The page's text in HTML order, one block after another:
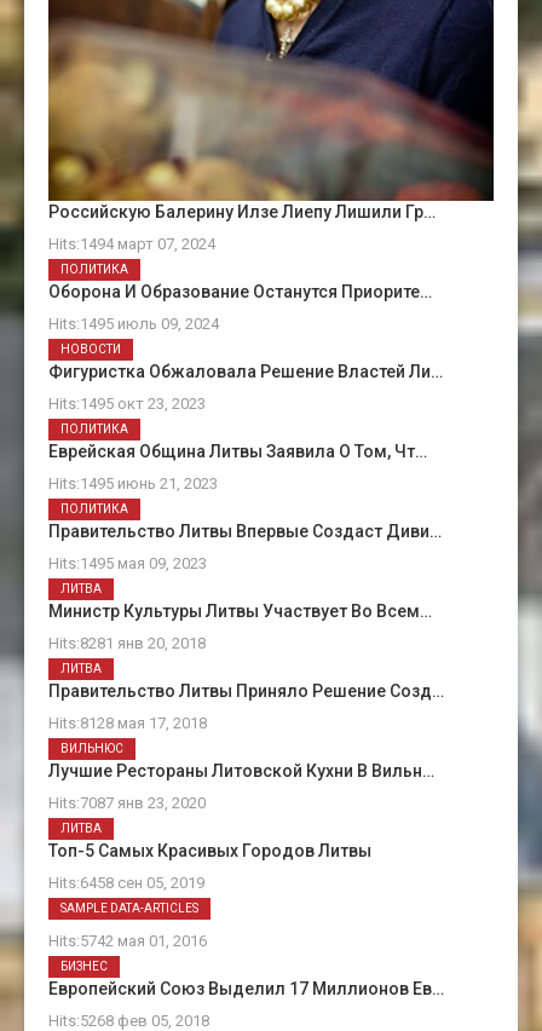
Российскую Балерину Илзе Лиепу Лишили Гр…
Hits:1494 март 07, 2024
Оборона И Образование Останутся Приорите…
Hits:1495 июль 09, 2024
ПОЛИТИКА
Фигуристка Обжаловала Решение Властей Ли…
Hits:1495 окт 23, 2023
НОВОСТИ
Еврейская Община Литвы Заявила О Том, Чт…
Hits:1495 июнь 21, 2023
ПОЛИТИКА
Правительство Литвы Впервые Создаст Диви…
Hits:1495 мая 09, 2023
ПОЛИТИКА
Министр Культуры Литвы Участвует Во Всем…
Hits:8281 янв 20, 2018
ЛИТВА
Правительство Литвы Приняло Решение Созд…
Hits:8128 мая 17, 2018
ЛИТВА
Лучшие Рестораны Литовской Кухни В Вильн…
Hits:7087 янв 23, 2020
ВИЛЬНЮС
Топ-5 Самых Красивых Городов Литвы
Hits:6458 сен 05, 2019
ЛИТВА
О Нас
Hits:5742 мая 01, 2016
SAMPLE DATA-ARTICLES
Европейский Союз Выделил 17 Миллионов Ев…
Hits:5268 фев 05, 2018
БИЗНЕС